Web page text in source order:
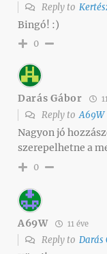
Reply to
Bingó! :)
0
Darás Gábor
Reply toA69W
Nagyon jó
szerepelhetne a
0
A69W 11 éve
Reply to Darás